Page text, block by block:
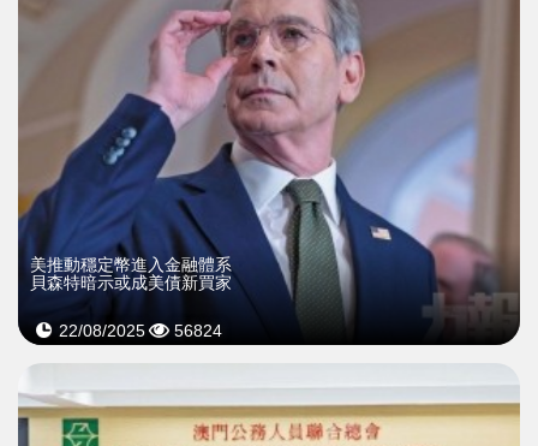
美推動穩定幣進入金融體系
貝森特暗示或成美債新買家
22/08/2025 56824